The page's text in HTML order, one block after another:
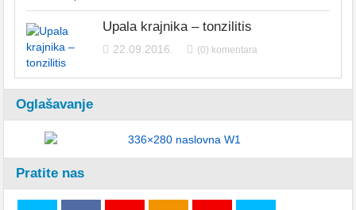
Upala krajnika – tonzilitis
22.09.2016. (0) komentara
Oglašavanje
Pratite nas